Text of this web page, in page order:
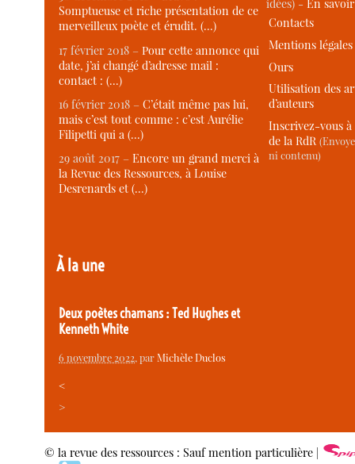
Somptueuse et riche présentation de ce
merveilleux poète et érudit. (…)
17 février 2018 –Pour cette annonce qui
date, j’ai changé d’adresse mail :
contact : (…)
16 février 2018 –C’était même pas lui,
mais c’est tout comme : c’est Aurélie
Filipetti qui a (…)
29 août 2017 –Encore un grand merci à
la Revue des Ressources, à Louise
Desrenards et (…)
À la une
Deux poètes chamans : Ted Hughes et
Kenneth White
6 novembre 2022, parMichèle Duclos
<
>
idées) -En
Contacts
Mentions légales
Ours
Utilisation des
d’auteurs
Inscrivez-vous
de la RdR
ni contenu)
© la revue des ressources : Sauf mention particulière |